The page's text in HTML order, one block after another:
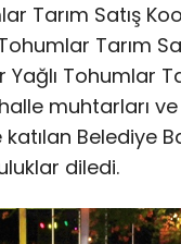
Tarım Satış
Tarım
Tohumlar
muhtarları
Belediye
diledi.